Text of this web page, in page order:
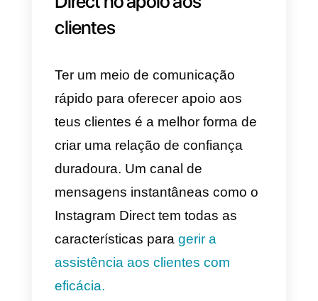
impacto positivo para a empresa.
deverás garantir que o teu
público-alvo te contacta via
Instagram Direct
. Aqui de
seguida encontras alguns
conselhos sobre como fazê-lo:
1) Adiciona uma chamada para
a ação “Envia uma